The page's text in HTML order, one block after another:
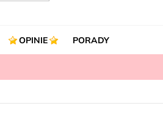
OPINIE PORADY